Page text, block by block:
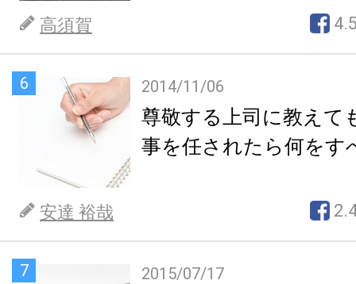
高須賀
6 2014/11/06
尊敬する上司に教えて
事を任されたら何をす
安達 裕哉
7 2015/07/17